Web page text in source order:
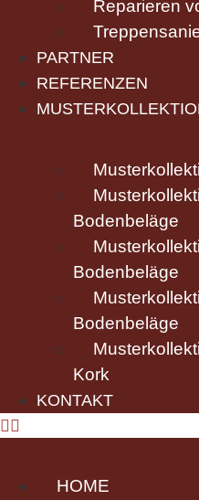
Reparieren
PARTNER
REFERENZEN
Bodenbeläge
Bodenbeläge
Bodenbeläge
Kork
KONTAKT
HOME